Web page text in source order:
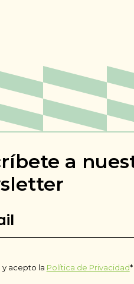
a
*
y acepto la Política de Privacidad*